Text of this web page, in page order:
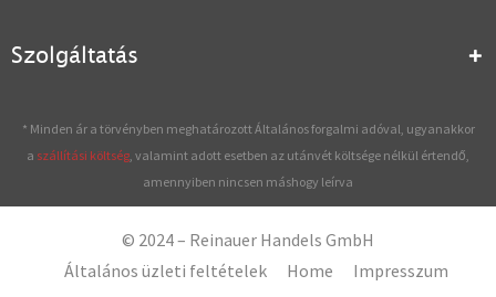
Szolgáltatás
* Minden ár a törvényben meghatározott Általános forgalmi adóval, ugyanakkor
a szállítási költség, valamint adott esetben az utánvét költsége nélkül értendő,
amennyiben nincsen máshogy leírva
© 2024 – Reinauer Handels GmbH
Általános üzleti feltételek
Home
Impresszum